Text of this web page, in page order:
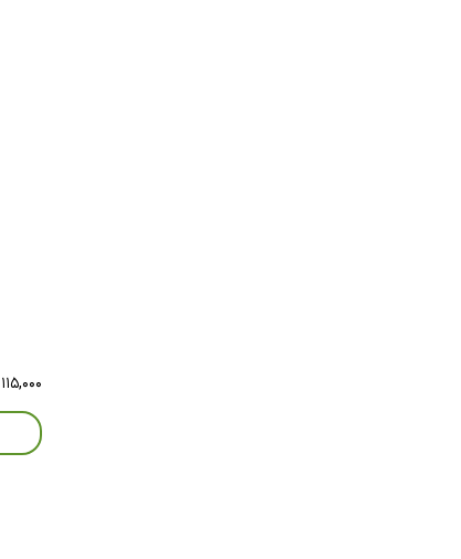
۱۱۵,۰۰۰ تومان